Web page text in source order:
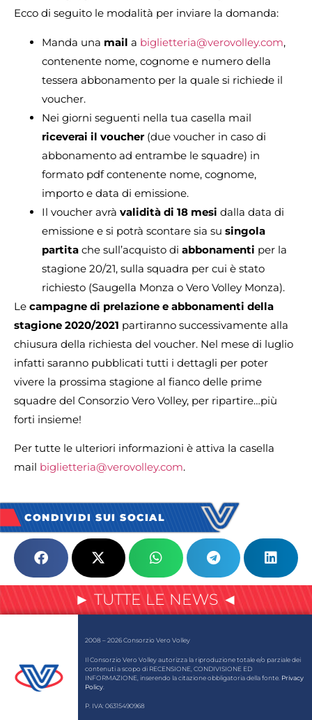
Ecco di seguito le modalità per inviare la domanda:
Manda una mail a biglietteria@verovolley.com,
contenente nome, cognome e numero della
tessera abbonamento per la quale si richiede il
voucher.
Nei giorni seguenti nella tua casella mail
riceverai il voucher(due voucher in caso di
abbonamento ad entrambe le squadre) in
formato pdf contenente nome, cognome,
importo e data di emissione.
Il voucher avrà validità di 18 mesi dalla data di
emissione e si potrà scontare sia su singola
partita che sull’acquisto di abbonamenti per la
stagione 20/21, sulla squadra per cui è stato
richiesto (Saugella Monza o Vero Volley Monza).
Le campagne di prelazione e abbonamenti della
stagione 2020/2021 partiranno successivamente alla
chiusura della richiesta del voucher. Nel mese di luglio
infatti saranno pubblicati tutti i dettagli per poter
vivere la prossima stagione al fianco delle prime
squadre del Consorzio Vero Volley, per ripartire…più
forti insieme!
Per tutte le ulteriori informazioni è attiva la casella
mail biglietteria@verovolley.com.
CONDIVIDI SUI SOCIAL
► TUTTE LE NEWS ◄
2008 – 2026 Consorzio Vero Volley
Il Consorzio Vero Volley autorizza la riproduzione totale e/o parziale dei
contenuti a scopo di RECENSIONE, CONDIVISIONE ED
INFORMAZIONE, inserendo la citazione obbligatoria della fonte. Privacy
Policy
P. IVA: 06315490968